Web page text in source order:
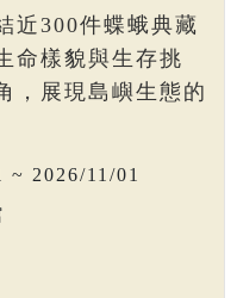
近300件蝶蛾典藏
命樣貌與生存挑
，展現島嶼生態的
~ 2026/11/01